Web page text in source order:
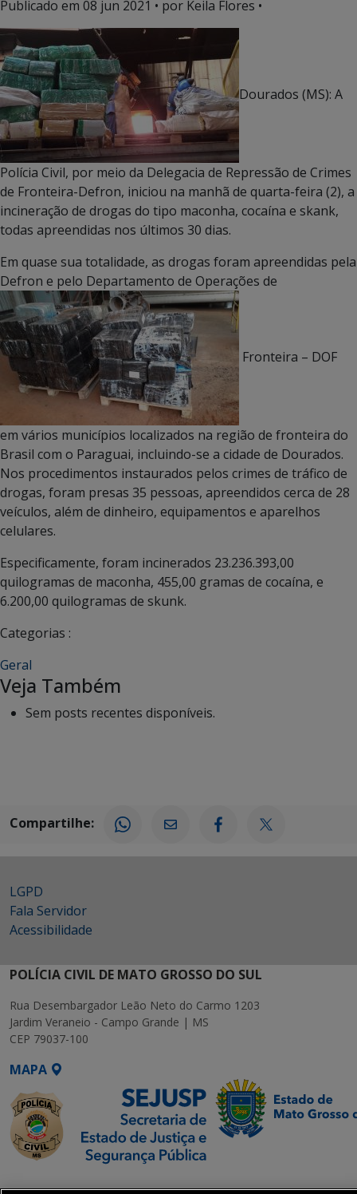
Publicado em 08 jun 2021 • por Keila Flores •
Dourados (MS): A
Polícia Civil, por meio da Delegacia de Repressão de Crimes
de Fronteira-Defron, iniciou na manhã de quarta-feira (2), a
incineração de drogas do tipo maconha, cocaína e skank,
todas apreendidas nos últimos 30 dias.
Em quase sua totalidade, as drogas foram apreendidas pela
Defron e pelo Departamento de Operações de
Fronteira – DOF
em vários municípios localizados na região de fronteira do
Brasil com o Paraguai, incluindo-se a cidade de Dourados.
Nos procedimentos instaurados pelos crimes de tráfico de
drogas, foram presas 35 pessoas, apreendidos cerca de 28
veículos, além de dinheiro, equipamentos e aparelhos
celulares.
Especificamente, foram incinerados 23.236.393,00
quilogramas de maconha, 455,00 gramas de cocaína, e
6.200,00 quilogramas de skunk.
Categorias :
Geral
Veja Também
Sem posts recentes disponíveis.
Compartilhe:
LGPD
Fala Servidor
Acessibilidade
POLÍCIA CIVIL DE MATO GROSSO DO SUL
Rua Desembargador Leão Neto do Carmo 1203
Jardim Veraneio - Campo Grande | MS
CEP 79037-100
MAPA